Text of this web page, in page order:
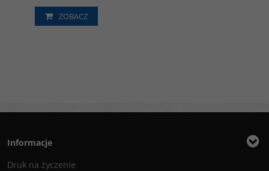
ZOBACZ
Informacje
Druk na życzenie